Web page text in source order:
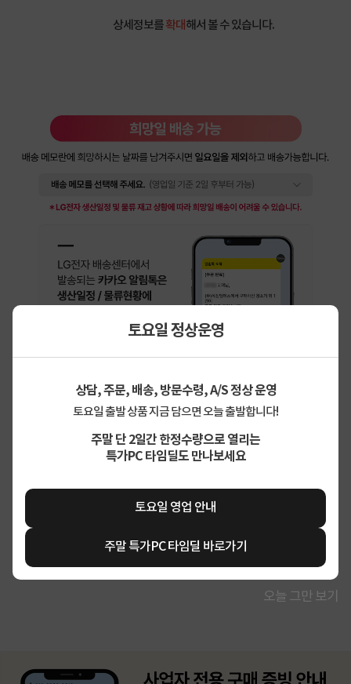
토요일 정상운영
상담, 주문, 배송, 방문수령, A/S 정상 운영
토요일 출발 상품 지금 담으면 오늘 출발합니다!
주말 단 2일간 한정수량으로 열리는
특가PC 타임딜도 만나보세요
토요일 영업 안내
주말 특가PC 타임딜 바로가기
오늘 그만 보기
상세정보를확대해서 볼 수 있습니다.